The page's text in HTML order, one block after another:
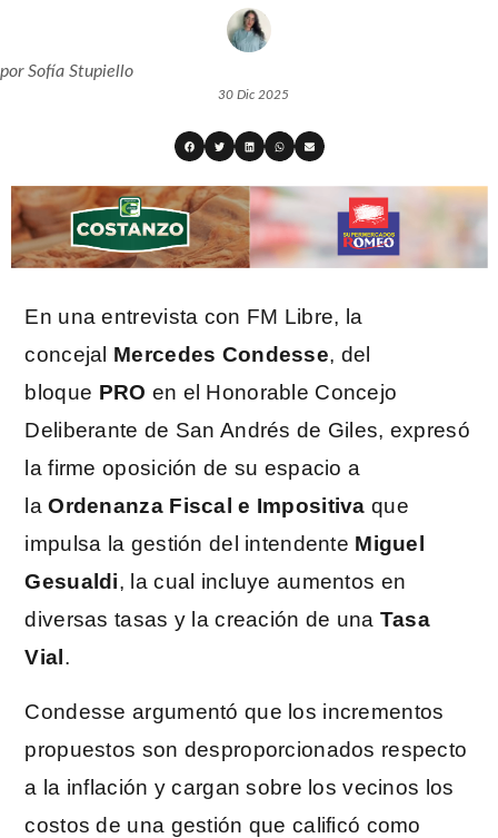
porSofía Stupiello
30 Dic 2025
En una entrevista con FM Libre, la
concejal Mercedes Condesse, del
bloque PRO en el Honorable Concejo
Deliberante de San Andrés de Giles, expresó
la firme oposición de su espacio a
laOrdenanza Fiscal e Impositiva que
impulsa la gestión del intendente Miguel
Gesualdi, la cual incluye aumentos en
diversas tasas y la creación de una Tasa
Vial .
Condesse argumentó que los incrementos
propuestos son desproporcionados respecto
a la inflación y cargan sobre los vecinos los
costos de una gestión que calificó como